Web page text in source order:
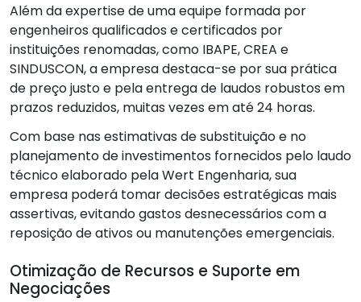
Além da expertise de uma equipe formada por
engenheiros qualificados e certificados por
instituições renomadas, como IBAPE, CREA e
SINDUSCON, a empresa destaca-se por sua prática
de preço justo e pela entrega de laudos robustos em
prazos reduzidos, muitas vezes em até 24 horas.
Com base nas estimativas de substituição e no
planejamento de investimentos fornecidos pelo laudo
técnico elaborado pela Wert Engenharia, sua
empresa poderá tomar decisões estratégicas mais
assertivas, evitando gastos desnecessários com a
reposição de ativos ou manutenções emergenciais.
Otimização de Recursos e Suporte em
Negociações